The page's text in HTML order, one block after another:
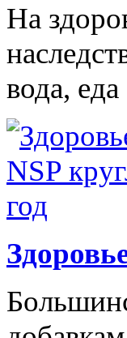
На
вода,